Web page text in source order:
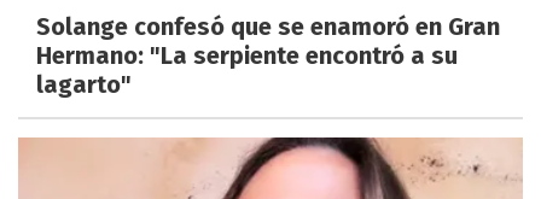
Solange confesó que se enamoró en Gran
Hermano: "La serpiente encontró a su
lagarto"